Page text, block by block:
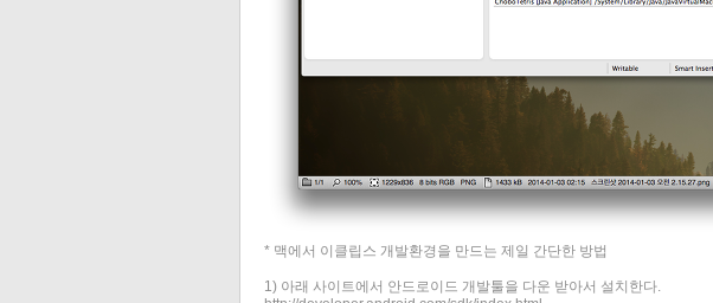
* 맥에서 이클립스 개발환경을 만드는 제일 간단한 방법
1) 아래 사이트에서 안드로이드 개발툴을 다운 받아서 설치한다.